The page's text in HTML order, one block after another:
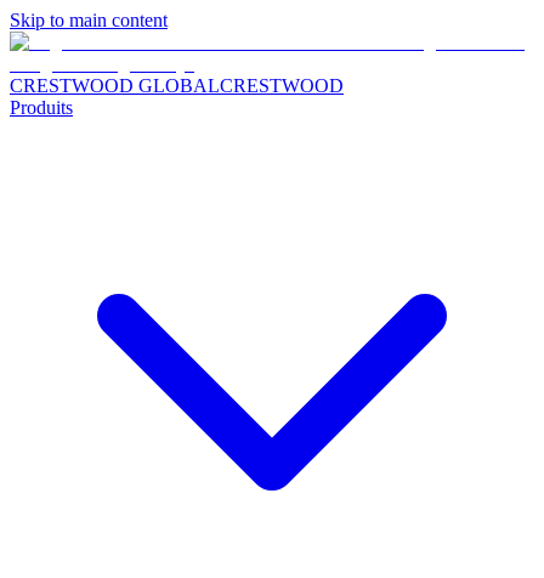
Skip to main content
CRESTWOOD GLOBALCRESTWOOD
Produits